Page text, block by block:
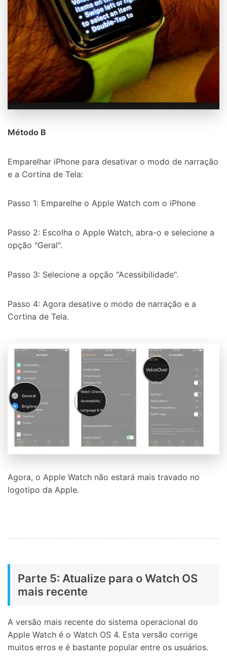
Método B
Emparelhar iPhone para desativar o modo de narração
e a Cortina de Tela:
Passo 1: Emparelhe o Apple Watch com o iPhone
Passo 2: Escolha o Apple Watch, abra-o e selecione a
opção "Geral".
Passo 3: Selecione a opção "Acessibilidade".
Passo 4: Agora desative o modo de narração e a
Cortina de Tela.
Agora, o Apple Watch não estará mais travado no
logotipo da Apple.
Parte 5: Atualize para o Watch OS
mais recente
A versão mais recente do sistema operacional do
Apple Watch é o Watch OS 4. Esta versão corrige
muitos erros e é bastante popular entre os usuários.